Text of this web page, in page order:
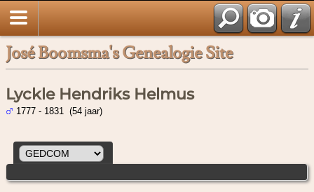
José Boomsma's Genealogie Site
Lyckle Hendriks Helmus
1777 - 1831 (54 jaar)